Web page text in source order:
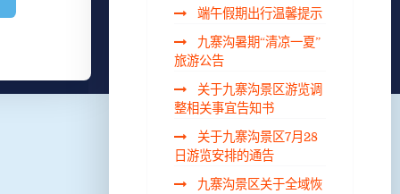
端午假期出行温馨提示
九寨沟暑期“清凉一夏”
旅游公告
关于九寨沟景区游览调
整相关事宜告知书
关于九寨沟景区7月28
日游览安排的通告
九寨沟景区关于全域恢